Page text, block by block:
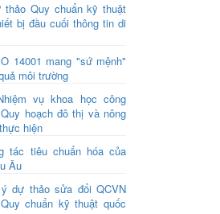
Quy chuẩn kỹ thuật
bị đầu cuối thông tin di
14001 mang "sứ mệnh"
môi trường
vụ khoa học công
hoạch đô thị và nông
hiện
tác tiêu chuẩn hóa của
Âu
dự thảo sửa đổi QCVN
chuẩn kỹ thuật quốc